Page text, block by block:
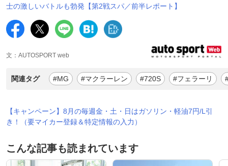
士の激しいバトルも勃発【第2戦スパ／前半レポート】
文：AUTOSPORT web
関連タグ #MG #マクラーレン #720S #フェラーリ
【キャンペーン】8月の毎週金・土・日はガソリン・軽油7円/L引
き！（要マイカー登録＆特定情報の入力）
こんな記事も読まれています